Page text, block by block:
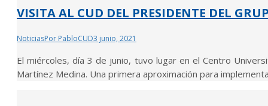
VISITA AL CUD DEL PRESIDENTE DEL
NoticiasPor PabloCUD3 junio, 2021
El miércoles, día 3 de junio, tuvo lugar en el Centro
Martínez Medina. Una primera aproximación para